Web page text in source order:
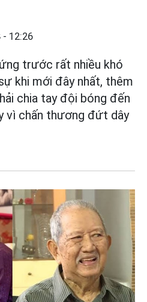
12:26
trước rất nhiều khó
khi mới đây nhất, thêm
chia tay đội bóng đến
vì chấn thương đứt dây